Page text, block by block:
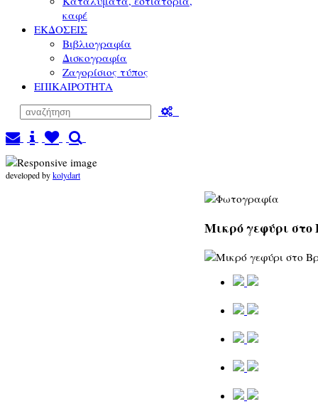
καφέ
ΕΚΔΟΣΕΙΣ
Βιβλιογραφία
Δισκογραφία
Ζαγορίσιος τύπος
ΕΠΙΚΑΙΡΟΤΗΤΑ
developed bykolydart
Μικρό γεφύρι στο